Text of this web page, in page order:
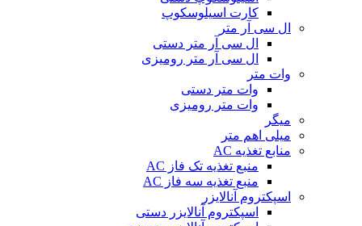
کارت اسیلوسکوپ
ال سی آر متر
ال سی آر متر دستی
ال سی آر متر رومیزی
وات متر
وات متر دستی
وات متر رومیزی
میگر
میلی اهم متر
منابع تغذیه AC
منبع تغذیه تک فاز AC
منبع تغذیه سه فاز AC
اسپکتروم آنالایزر
اسپکتروم آنالایزر دستی